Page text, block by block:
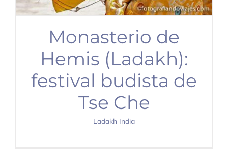
Monasterio de
Hemis (Ladakh):
festival budista de
Tse Che
Ladakh India